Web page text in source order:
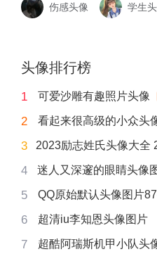
伤感头像 学生
头像排行榜
1 可爱沙雕有趣照片头像
2 看起来很高级的小众头
3
4
5 QQ原始默认头像图片
6 超清iu李知恩头像图片
7